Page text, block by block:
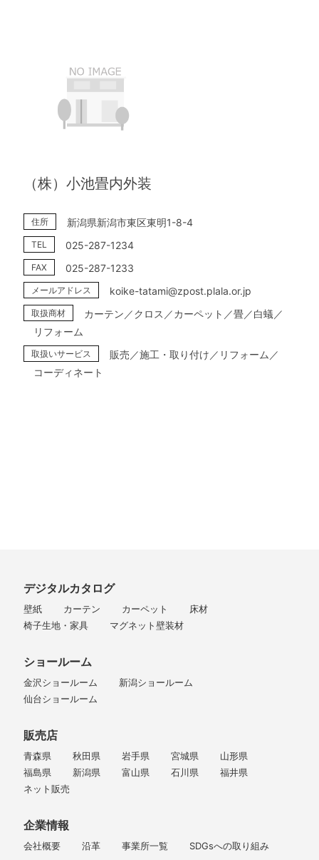
（株）小池畳内外装
住所 新潟県新潟市東区東明1-8-4
TEL 025-287-1234
FAX 025-287-1233
メールアドレス koike-tatami@zpost.plala.or.jp
取扱商材
カーテン／クロス／カーペット／畳／白蟻／
リフォーム
取扱いサービス
販売／施工・取り付け／リフォーム／
コーディネート
デジタルカタログ
壁紙 カーテン カーペット
床材
椅子生地・家具
マグネット壁装材
ショールーム
金沢ショールーム
新潟ショールーム
仙台ショールーム
販売店
青森県 秋田県 岩手県 宮城県
山形県
福島県
新潟県 富山県 石川県
福井県
ネット販売
企業情報
会社概要 沿革 事業所一覧 SDGsへの取り組み